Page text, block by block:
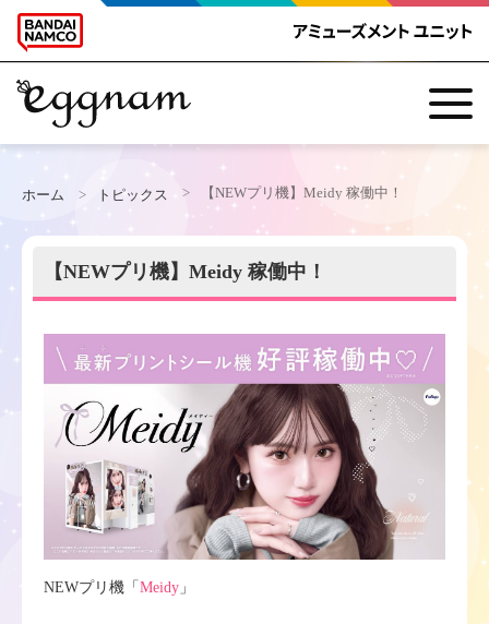
TOPICS
HEP FIVE店
横浜WP店
ホーム トピックス 【NEWプリ機】Meidy 稼働中！
【NEWプリ機】Meidy 稼働中！
NEWプリ機「 Meidy 」